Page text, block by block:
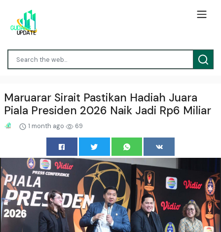
Maruarar Sirait Pastikan Hadiah Juara
Piala Presiden 2026 Naik Jadi Rp6 Miliar
1 month ago 69